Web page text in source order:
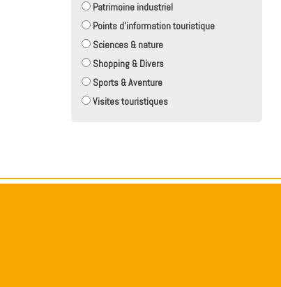
Patrimoine industriel
Points d'information touristique
Sciences & nature
Shopping & Divers
Sports & Aventure
Visites touristiques